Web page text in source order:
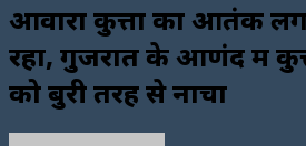
आवारा कुत्तों का आतंक
रहा, गुजरात के आणंद में
को बुरी तरह से नोंचा